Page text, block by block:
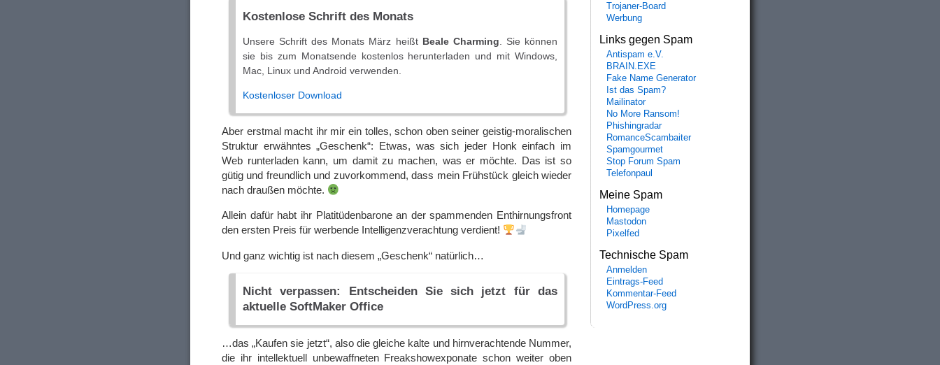
Kostenlose Schrift des Monats
Unsere Schrift des Monats März heißt Beale Charming . Sie können
sie bis zum Monatsende kostenlos herunterladen und mit Windows,
Mac, Linux und Android verwenden.
Kostenloser Download
Aber erstmal macht ihr mir ein tolles, schon oben seiner geistig-moralischen
Struktur erwähntes „Geschenk“: Etwas, was sich jeder Honk einfach im
Web runterladen kann, um damit zu machen, was er möchte. Das ist so
gütig und freundlich und zuvorkommend, dass mein Frühstück gleich wieder
nach draußen möchte.
Allein dafür habt ihr Platitüdenbarone an der spammenden Enthirnungsfront
den ersten Preis für werbende Intelligenzverachtung verdient!
Und ganz wichtig ist nach diesem „Geschenk“ natürlich…
Nicht verpassen: Entscheiden Sie sich jetzt für das
aktuelle SoftMaker Office
…das „Kaufen sie jetzt“, also die gleiche kalte und hirnverachtende Nummer,
die ihr intellektuell unbewaffneten Freakshowexponate schon weiter oben
Trojaner-Board
Werbung
Links gegen Spam
Antispam e.V.
BRAIN.EXE
Fake Name Generator
Ist das Spam?
Mailinator
No More Ransom!
Phishingradar
RomanceScambaiter
Spamgourmet
Stop Forum Spam
Telefonpaul
Meine Spam
Homepage
Mastodon
Pixelfed
Technische Spam
Anmelden
Eintrags-Feed
Kommentar-Feed
WordPress.org